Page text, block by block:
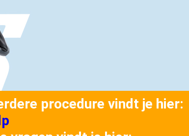
procedure vindt je hier: